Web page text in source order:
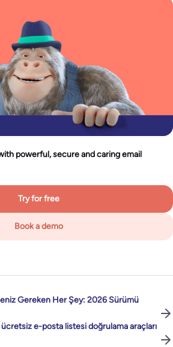
powerful, secure and caring email
Try for free
Book a demo
Gereken Her Şey: 2026 Sürümü
e-posta listesi doğrulama araçları